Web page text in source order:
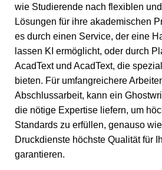
wie Studierende nach flexiblen
Lösungen für ihre akademischen
es durch einen Service, der eine
lassen KI ermöglicht, oder durch
AcadTextundAcadText, die
bieten. Für umfangreichere
Abschlussarbeit, kann ein
die nötige Expertise liefern, um
Standards zu erfüllen, genauso
Druckdienste höchste Qualität für
garantieren.